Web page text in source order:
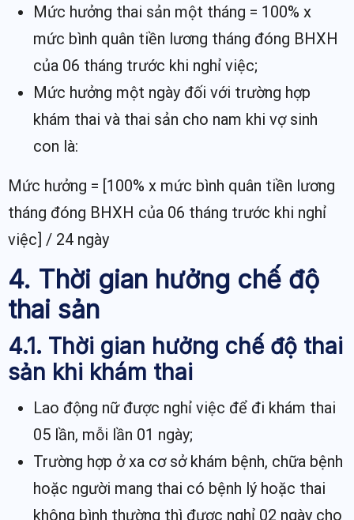
Mức hưởng thai sản một tháng = 100% x
mức bình quân tiền lương tháng đóng BHXH
của 06 tháng trước khi nghỉ việc;
Mức hưởng một ngày đối với trường hợp
khám thai và thai sản cho nam khi vợ sinh
con là:
Mức hưởng = [100% x mức bình quân tiền lương
tháng đóng BHXH của 06 tháng trước khi nghỉ
việc] / 24 ngày
4. Thời gian hưởng chế độ
thai sản
4.1. Thời gian hưởng chế độ thai
sản khi khám thai
Lao động nữ được nghỉ việc để đi khám thai
05 lần, mỗi lần 01 ngày;
Trường hợp ở xa cơ sở khám bệnh, chữa bệnh
hoặc người mang thai có bệnh lý hoặc thai
không bình thường thì được nghỉ 02 ngày cho